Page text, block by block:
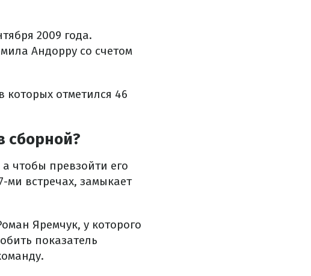
2009 года.
Андорру со счетом
которых отметился 46
сборной?
чтобы превзойти его
ми встречах, замыкает
Яремчук, у которого
показатель